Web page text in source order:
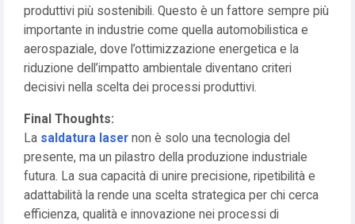
produttivi più sostenibili. Questo è un fattore sempre più
importante in industrie come quella automobilistica e
aerospaziale, dove l’ottimizzazione energetica e la
riduzione dell’impatto ambientale diventano criteri
decisivi nella scelta dei processi produttivi.
Final Thoughts:
La saldatura laser non è solo una tecnologia del
presente, ma un pilastro della produzione industriale
futura. La sua capacità di unire precisione, ripetibilità e
adattabilità la rende una scelta strategica per chi cerca
efficienza, qualità e innovazione nei processi di